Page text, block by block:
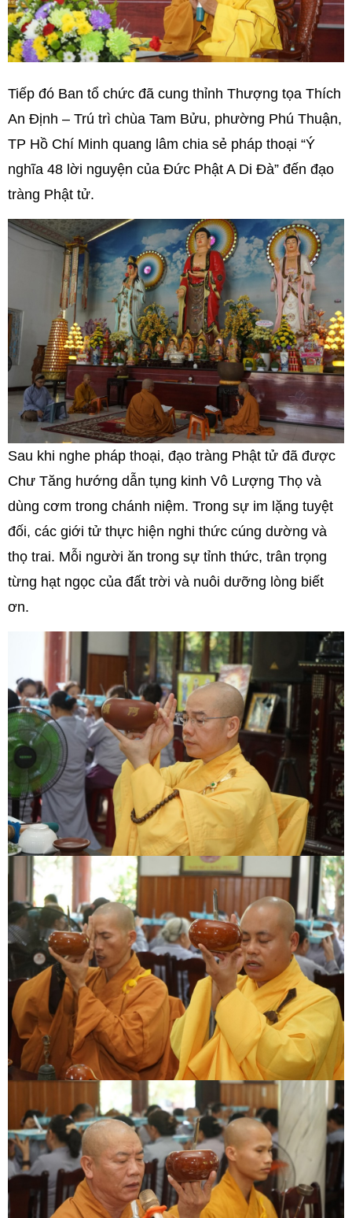
Tiếp đó Ban tổ chức đã cung thỉnh Thượng tọa Thích
An Định – Trú trì chùa Tam Bửu, phường Phú Thuận,
TP Hồ Chí Minh quang lâm chia sẻ pháp thoại “Ý
nghĩa 48 lời nguyện của Đức Phật A Di Đà” đến đạo
tràng Phật tử.
Sau khi nghe pháp thoại, đạo tràng Phật tử đã được
Chư Tăng hướng dẫn tụng kinh Vô Lượng Thọ và
dùng cơm trong chánh niệm. Trong sự im lặng tuyệt
đối, các giới tử thực hiện nghi thức cúng dường và
thọ trai. Mỗi người ăn trong sự tỉnh thức, trân trọng
từng hạt ngọc của đất trời và nuôi dưỡng lòng biết
ơn.